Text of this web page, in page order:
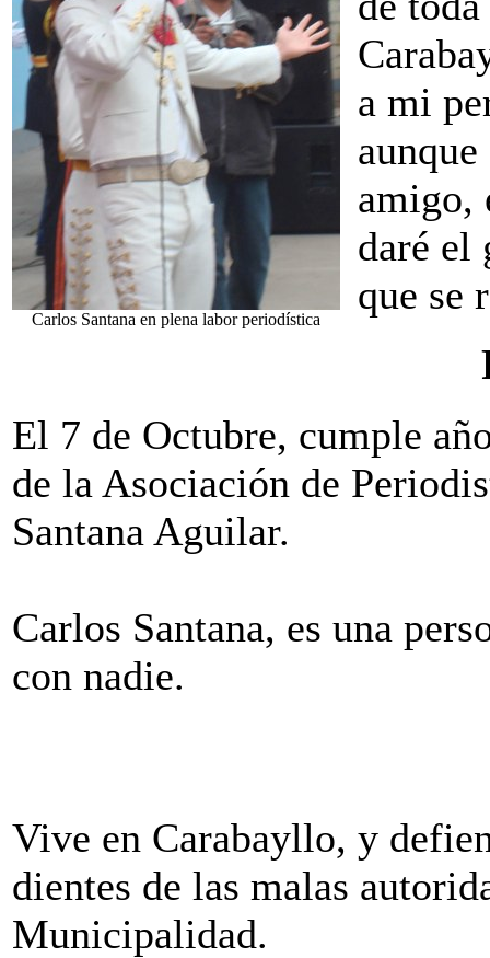
Carlos Santana en plena labor periodística
a mi
amigo,
daré el
que se
El 7 de Octubre, cumple
de la Asociación de
Santana Aguilar.
Carlos Santana, es una
con nadie.
Vive en Carabayllo, y
dientes de las malas
Municipalidad.